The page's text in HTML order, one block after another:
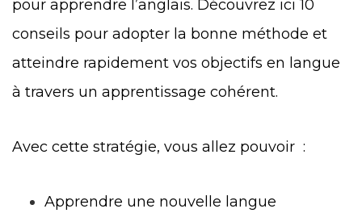
pour apprendre l’anglais. Découvrez ici 10
conseils pour adopter la bonne méthode et
atteindre rapidement vos objectifs en langue
à travers un apprentissage cohérent.
Avec cette stratégie, vous allez pouvoir :
Apprendre une nouvelle langue